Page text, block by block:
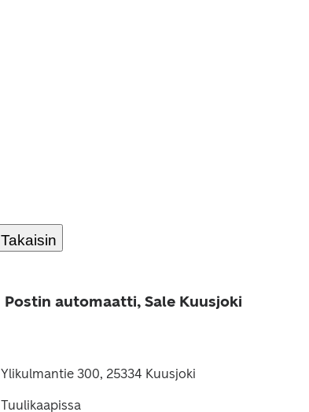
Takaisin
Postin automaatti, Sale Kuusjoki
Ylikulmantie 300, 25334 Kuusjoki
Tuulikaapissa